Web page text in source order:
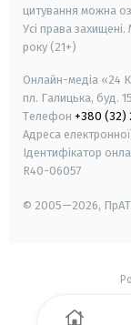
цитування можна
Усі права захищені.
року (21+)
Онлайн-медіа «24
пл. Галицька, буд.
Телефон +380 (32)
Адреса
Ідентифікатор
R40-06057
© 2005—2026,